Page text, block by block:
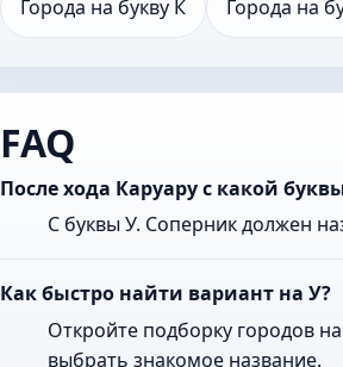
Города на букву К Города на
FAQ
После хода Каруару с какой
С буквы У. Соперник должен
Как быстро найти вариант на У?
Откройте подборку городов
выбрать знакомое название.